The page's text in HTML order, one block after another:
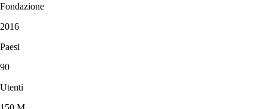
Fondazione
2016
Paesi
90
Utenti